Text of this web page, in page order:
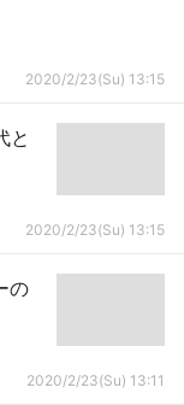
2020/2/23(Su) 13:15
と
2020/2/23(Su) 13:15
の
2020/2/23(Su) 13:11